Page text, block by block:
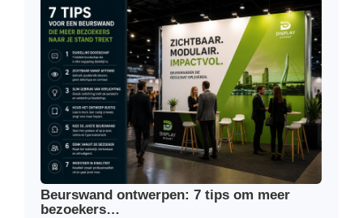
Beurswand ontwerpen: 7 tips om meer
bezoekers…